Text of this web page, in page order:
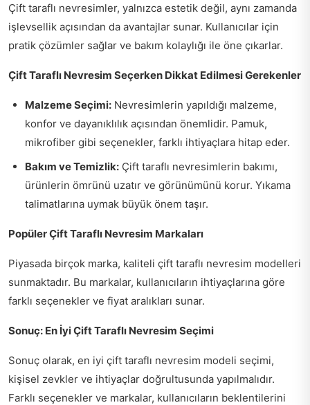
Çift taraflı nevresimler, yalnızca estetik değil, aynı zamanda
işlevsellik açısından da avantajlar sunar. Kullanıcılar için
pratik çözümler sağlar ve bakım kolaylığı ile öne çıkarlar.
Çift Taraflı Nevresim Seçerken Dikkat Edilmesi Gerekenler
Malzeme Seçimi: Nevresimlerin yapıldığı malzeme,
konfor ve dayanıklılık açısından önemlidir. Pamuk,
mikrofiber gibi seçenekler, farklı ihtiyaçlara hitap eder.
Bakım ve Temizlik: Çift taraflı nevresimlerin bakımı,
ürünlerin ömrünü uzatır ve görünümünü korur. Yıkama
talimatlarına uymak büyük önem taşır.
Popüler Çift Taraflı Nevresim Markaları
Piyasada birçok marka, kaliteli çift taraflı nevresim modelleri
sunmaktadır. Bu markalar, kullanıcıların ihtiyaçlarına göre
farklı seçenekler ve fiyat aralıkları sunar.
Sonuç: En İyi Çift Taraflı Nevresim Seçimi
Sonuç olarak, en iyi çift taraflı nevresim modeli seçimi,
kişisel zevkler ve ihtiyaçlar doğrultusunda yapılmalıdır.
Farklı seçenekler ve markalar, kullanıcıların beklentilerini